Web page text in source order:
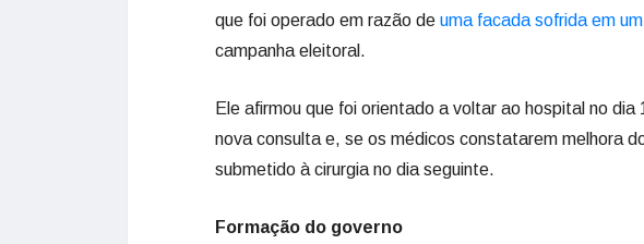
que foi operado em razão de uma facada sofrida em
campanha eleitoral.
Ele afirmou que foi orientado a voltar ao hospital no dia
nova consulta e, se os médicos constatarem melhora
submetido à cirurgia no dia seguinte.
Formação do governo